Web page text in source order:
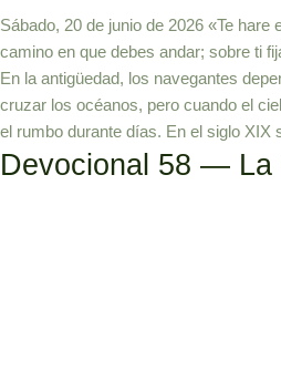
Sábado, 20 de junio de 2026 «Te hare
camino en que debes andar; sobre ti
En la antigüedad, los navegantes
cruzar los océanos, pero cuando el
el rumbo durante días. En el siglo XIX
Devocional 58 — La